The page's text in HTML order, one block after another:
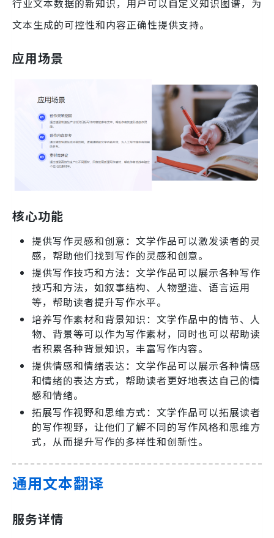
行业文本数据的新知识，用户可以自定义知识图谱，为
文本生成的可控性和内容正确性提供支持。
应用场景
核心功能
提供写作灵感和创意：文学作品可以激发读者的灵
感，帮助他们找到写作的灵感和创意。
提供写作技巧和方法：文学作品可以展示各种写作
技巧和方法，如叙事结构、人物塑造、语言运用
等，帮助读者提升写作水平。
培养写作素材和背景知识：文学作品中的情节、人
物、背景等可以作为写作素材，同时也可以帮助读
者积累各种背景知识，丰富写作内容。
提供情感和情绪表达：文学作品可以展示各种情感
和情绪的表达方式，帮助读者更好地表达自己的情
感和情绪。
拓展写作视野和思维方式：文学作品可以拓展读者
的写作视野，让他们了解不同的写作风格和思维方
式，从而提升写作的多样性和创新性。
通用文本翻译
服务详情